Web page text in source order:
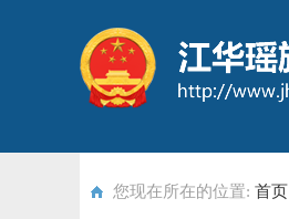
您现在所在的位置: 首页